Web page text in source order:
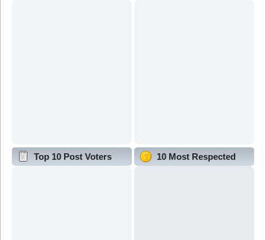
Top 10 Post Voters 10 Most Respected